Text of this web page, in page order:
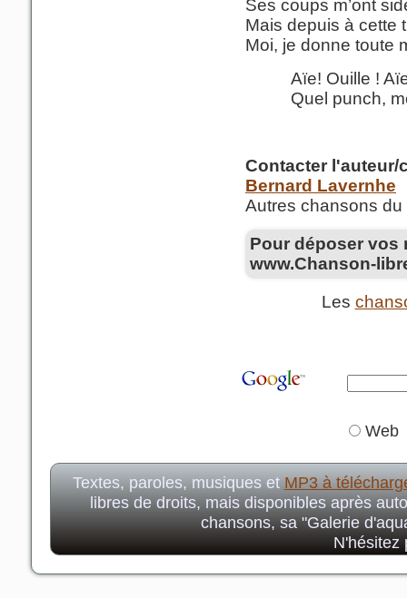
Ses coups m’ont
Mais depuis à cette
Moi, je donne toute
Aïe! Ouille !
Quel punch,
Contacter l'auteur/
Bernard Lavernhe
Autres chansons du
Pour déposer vos
www.Chanson-
Les
Web
Textes, paroles, musiques et MP3 à
libres de droits, mais disponibles après
chansons, sa "Galerie
N'hésitez